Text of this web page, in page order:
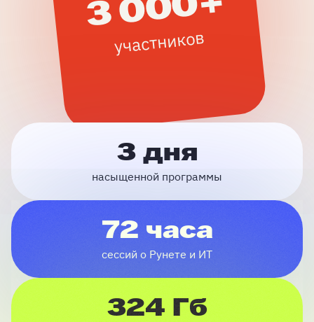
3 000+
участников
3 дня
насыщенной программы
72 часа
сессий о Рунете и ИТ
324 Гб